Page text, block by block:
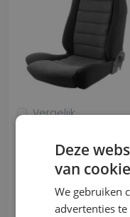
Vergelijk
Touring 2 stoel stof
Statische stoel
Offerte
Deze
van
We gebruiken
advertenties